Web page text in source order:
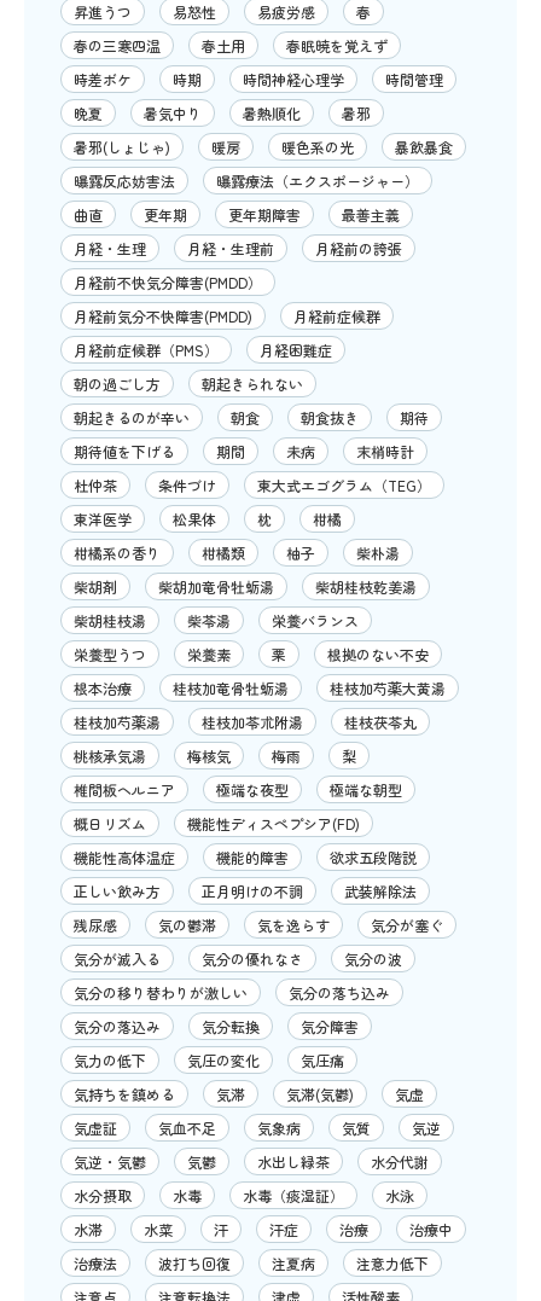
昇進うつ
易怒性 易疲労感
春
春の三寒四温
春土用
春眠暁を覚えず
時差ボケ
時期 時間神経心理学
時間管理
晩夏
暑気中り 暑熱順化
暑邪
暑邪(しょじゃ)
暖房 暖色系の光
暴飲暴食
曝露反応妨害法
曝露療法（エクスポージャー）
曲直
更年期 更年期障害
最善主義
月経・生理
月経・生理前
月経前の誇張
月経前不快気分障害(PMDD）
月経前気分不快障害(PMDD)
月経前症候群
月経前症候群（PMS）
月経困難症
朝の過ごし方
朝起きられない
朝起きるのが辛い
朝食 朝食抜き
期待
期待値を下げる
期間 未病
末梢時計
杜仲茶
条件づけ
東大式エゴグラム（TEG）
東洋医学
松果体 枕
柑橘
柑橘系の香り
柑橘類 柚子
柴朴湯
柴胡剤
柴胡加竜骨牡蛎湯
柴胡桂枝乾姜湯
柴胡桂枝湯
柴苓湯
栄養バランス
栄養型うつ
栄養素 栗
根拠のない不安
根本治療
桂枝加竜骨牡蛎湯
桂枝加芍薬大黄湯
桂枝加芍薬湯
桂枝加苓朮附湯
桂枝茯苓丸
桃核承気湯
梅核気 梅雨
梨
椎間板ヘルニア
極端な夜型
極端な朝型
概日リズム
機能性ディスペプシア(FD)
機能性高体温症
機能的障害
欲求五段階説
正しい飲み方
正月明けの不調
武装解除法
残尿感
気の鬱滞 気を逸らす
気分が塞ぐ
気分が滅入る
気分の優れなさ
気分の波
気分の移り替わりが激しい
気分の落ち込み
気分の落込み
気分転換
気分障害
気力の低下
気圧の変化
気圧痛
気持ちを鎮める
気滞 気滞(気鬱)
気虚
気虚証
気血不足 気象病 気質
気逆
気逆・気鬱
気鬱 水出し緑茶
水分代謝
水分摂取
水毒 水毒（痰湿証）
水泳
水滞
水菜 汗 汗症 治療
治療中
治療法
波打ち回復 注夏病
注意力低下
注意点
注意転換法 津虚 活性酸素